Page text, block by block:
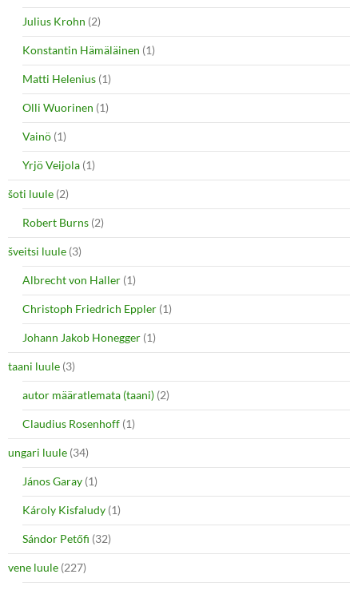
Julius Krohn (2)
Konstantin Hämäläinen (1)
Matti Helenius (1)
Olli Wuorinen (1)
Vainö (1)
Yrjö Veijola (1)
šoti luule (2)
Robert Burns (2)
šveitsi luule (3)
Albrecht von Haller (1)
Christoph Friedrich Eppler (1)
Johann Jakob Honegger (1)
taani luule (3)
autor määratlemata (taani) (2)
Claudius Rosenhoff (1)
ungari luule (34)
János Garay (1)
Károly Kisfaludy (1)
Sándor Petőfi (32)
vene luule (227)